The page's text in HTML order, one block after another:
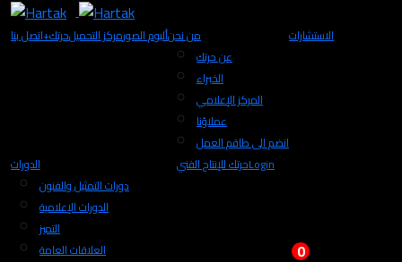
اتصل بنا +حرتكمركز التحميلألبوم الصورمن نحن
عن حرتك
الخبراء
المركز الإعلامي
عملاؤنا
انضم الى طاقم العمل
الاستشارات
الدورات
دورات التمثيل والفنون
الدورات الإعلامية
التميز
العلاقات العامة
حرتك للإنتاج الفنيLogin
0